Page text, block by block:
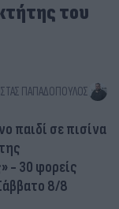
του
ΠΑΠΑΔΌΠΟΥΛΟΣ
παιδί σε πισίνα
- 30 φορείς
8/8